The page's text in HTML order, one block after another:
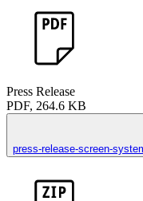
Press Release
PDF, 264.6 KB
press-release-screen-